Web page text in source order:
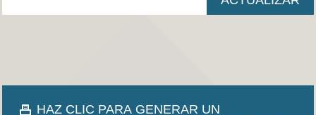
HAZ CLIC PARA GENERAR UN